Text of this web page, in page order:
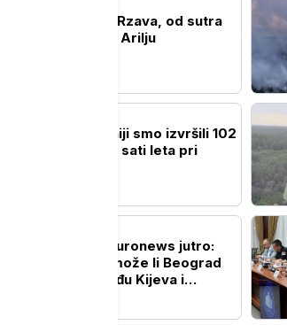
Smanjen dotok iz Rzava, od sutra
restrikcije vode u Arilju
Mihailović: U Španiji smo izvršili 102
naleta, ukupno 26 sati leta pri
Probudite se uz Euronews jutro:
Zelenski u Srbiji-može li Beograd
da balansira između Kijeva i